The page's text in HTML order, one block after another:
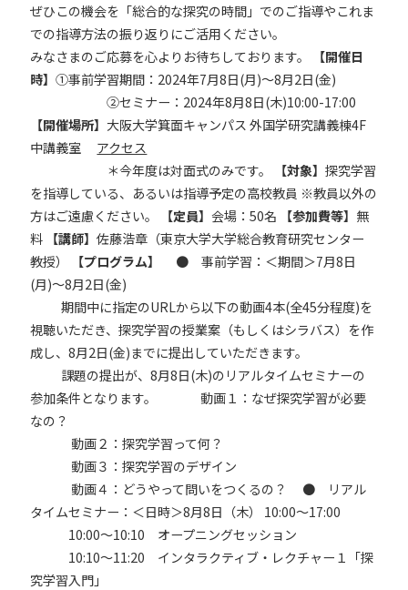
ぜひこの機会を「総合的な探究の時間」でのご指導やこれま
での指導方法の振り返りにご活用ください。
みなさまのご応募を心よりお待ちしております。
【開催日
時】①事前学習期間：2024年7月8日(月)～8月2日(金)
②セミナー：2024年8月8日(木)10:00-17:00
【開催場所】大阪大学箕面キャンパス 外国学研究講義棟4F
中講義室 アクセス
＊今年度は対面式のみです。
【対象】探究学習
を指導している、あるいは指導予定の高校教員 ※教員以外の
方はご遠慮ください。
【定員】会場：50名 【参加費等】 無
料 【講師】佐藤浩章（東京大学大学総合教育研究センター
教授）
【プログラム】
● 事前学習：＜期間＞7月8日
(月)～8月2日(金)
期間中に指定のURLから以下の動画4本(全45分程度)を
視聴いただき、探究学習の授業案（もしくはシラバス）を作
成し、8月2日(金)までに提出していただきます。
課題の提出が、8月8日(木)のリアルタイムセミナーの
参加条件となります。
動画１：なぜ探究学習が必要
なの？
動画２：探究学習って何？
動画３：探究学習のデザイン
動画４：どうやって問いをつくるの？
● リアル
タイムセミナー：＜日時＞8月8日（木） 10:00～17:00
10:00～10:10 オープニングセッション
10:10～11:20 インタラクティブ・レクチャー１「探
究学習入門」